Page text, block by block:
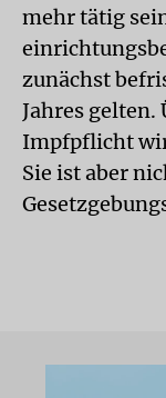
mehr tätig
zunächst
Jahres gelten.
Impfpflicht
Sie ist aber